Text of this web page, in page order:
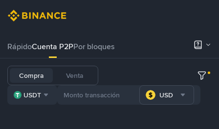
RápidoCuenta P2PPor bloques
Compra Venta
USDT USD